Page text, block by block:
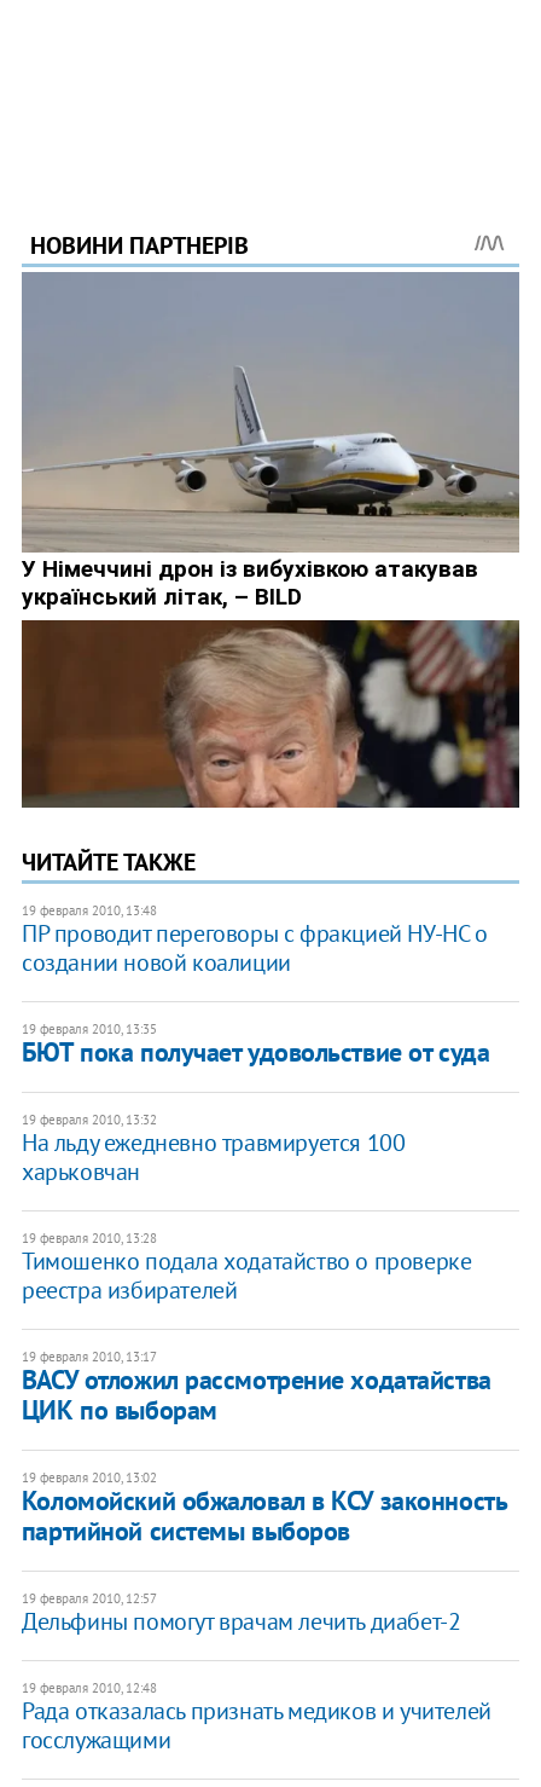
ЧИТАЙТЕ ТАКЖЕ
19 февраля 2010, 13:48
ПР проводит переговоры с фракцией НУ-НС о
создании новой коалиции
19 февраля 2010, 13:35
БЮТ пока получает удовольствие от суда
19 февраля 2010, 13:32
На льду ежедневно травмируется 100
харьковчан
19 февраля 2010, 13:28
Тимошенко подала ходатайство о проверке
реестра избирателей
19 февраля 2010, 13:17
ВАСУ отложил рассмотрение ходатайства
ЦИК по выборам
19 февраля 2010, 13:02
Коломойский обжаловал в КСУ законность
партийной системы выборов
19 февраля 2010, 12:57
Дельфины помогут врачам лечить диабет-2
19 февраля 2010, 12:48
Рада отказалась признать медиков и учителей
госслужащими